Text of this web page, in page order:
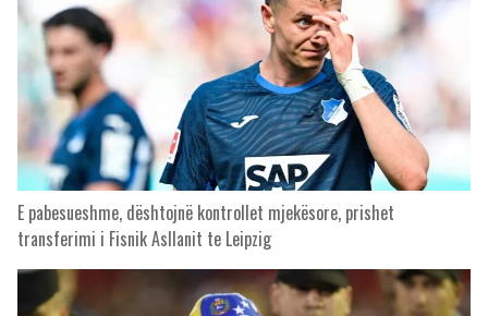
E pabesueshme, dështojnë kontrollet mjekësore, prishet
transferimi i Fisnik Asllanit te Leipzig